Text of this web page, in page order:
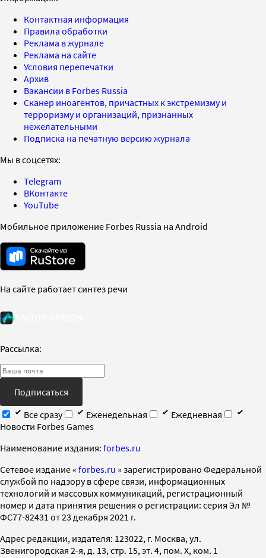
Контактная информация
Правила обработки
Реклама в журнале
Реклама на сайте
Условия перепечатки
Архив
Вакансии в Forbes Russia
Сканер иноагентов, причастных к экстремизму и
терроризму и организаций, признанных
нежелательными
Подписка на печатную версию журнала
Мы в соцсетях:
Telegram
ВКонтакте
YouTube
Мобильное приложение Forbes Russia на Android
На сайте работает синтез речи
Рассылка:
Подписаться
Все сразу
Еженедельная
Ежедневная
Новости Forbes Games
Наименование издания: forbes.ru
Cетевое издание « forbes.ru » зарегистрировано Федеральной
службой по надзору в сфере связи, информационных
технологий и массовых коммуникаций, регистрационный
номер и дата принятия решения о регистрации: серия Эл №
ФС77-82431 от 23 декабря 2021 г.
Адрес редакции, издателя: 123022, г. Москва, ул.
Звенигородская 2-я, д. 13, стр. 15, эт. 4, пом. X, ком. 1